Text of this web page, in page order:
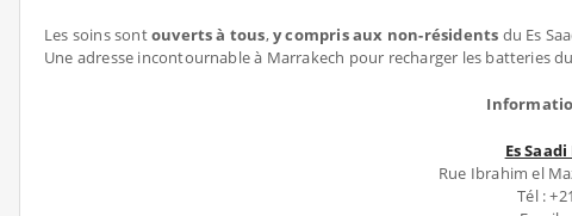
Les soins sontouverts à tous,y compris aux non-résidents du Es
Une adresse incontournable à Marrakech pour recharger les batteries
Es
Rue Ibrahim el
Tél :